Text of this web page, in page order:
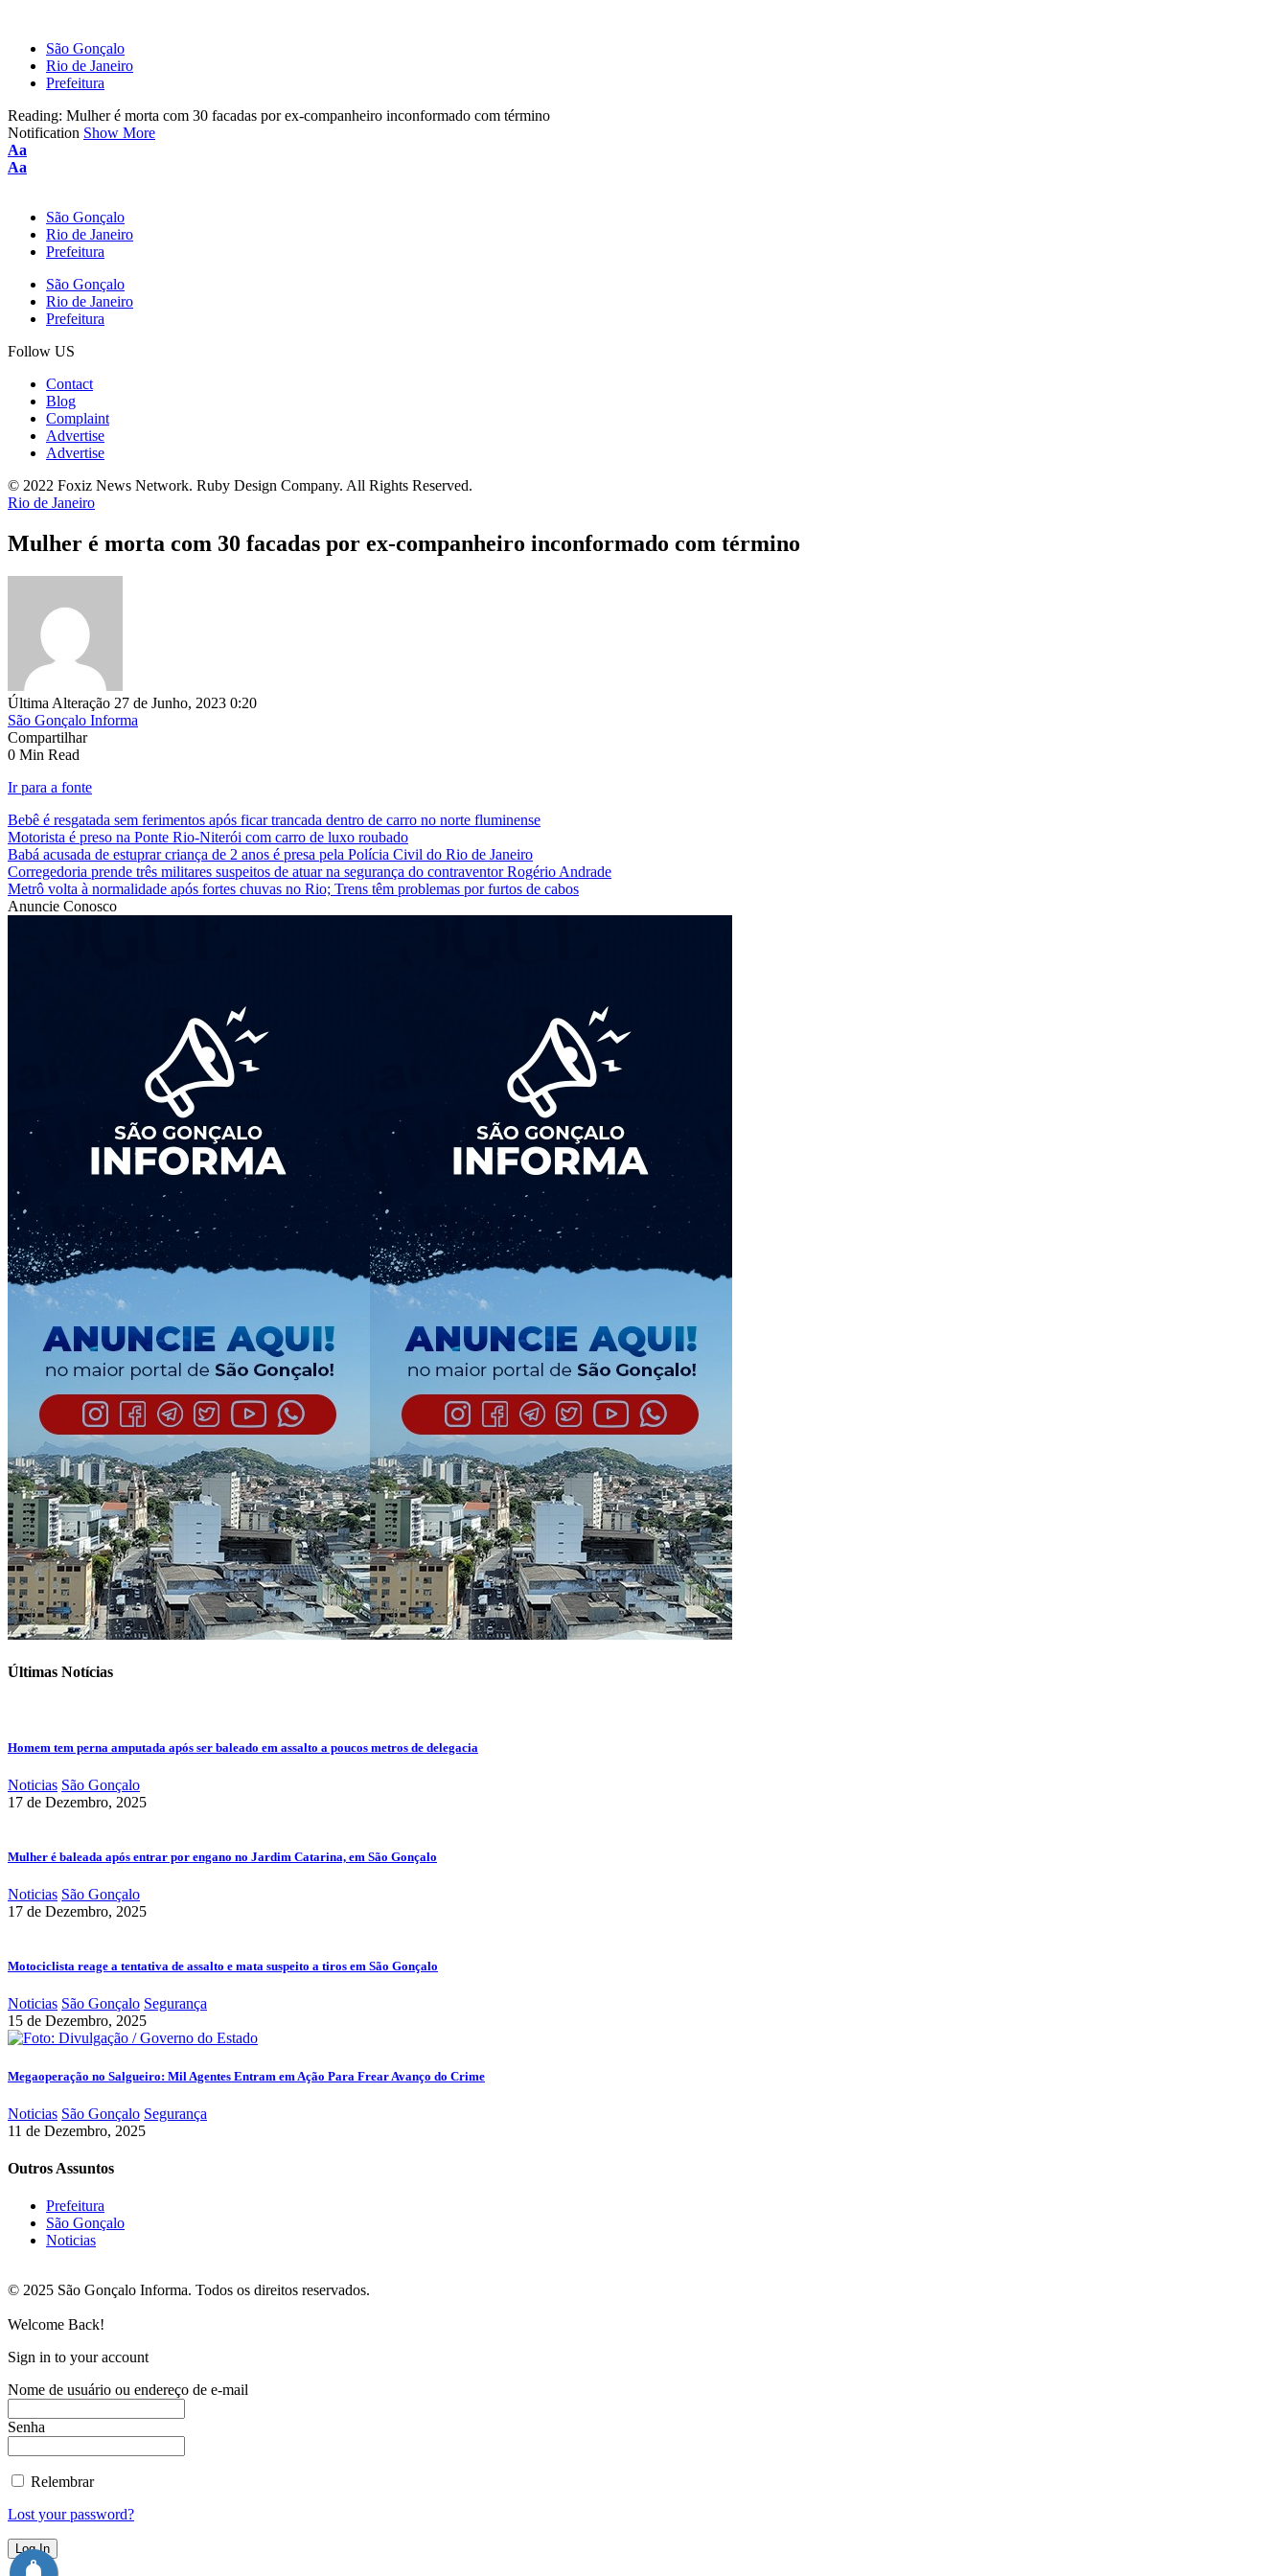
São Gonçalo
Rio de Janeiro
Prefeitura
Reading: Mulher é morta com 30 facadas por ex-companheiro inconformado com término
Notification Show More
Font
Resizer
Aa
Font
Aa
São Gonçalo
Rio de Janeiro
Prefeitura
São Gonçalo
Rio de Janeiro
Prefeitura
Follow US
Contact
Blog
Complaint
Advertise
Advertise
© 2022 Foxiz News Network. Ruby Design Company. All Rights Reserved.
Rio de Janeiro
Mulher é morta com 30 facadas por ex-companheiro inconformado com término
Última Alteração 27 de Junho, 2023 0:20
São Gonçalo Informa
Compartilhar
0 Min Read
Ir para a fonte
Bebê é resgatada sem ferimentos após ficar trancada dentro de carro no norte fluminense
Motorista é preso na Ponte Rio-Niterói com carro de luxo roubado
Babá acusada de estuprar criança de 2 anos é presa pela Polícia Civil do Rio de Janeiro
Corregedoria prende três militares suspeitos de atuar na segurança do contraventor Rogério Andrade
Metrô volta à normalidade após fortes chuvas no Rio; Trens têm problemas por furtos de cabos
Anuncie Conosco
Últimas Notícias
Homem tem perna amputada após ser baleado em assalto a poucos metros de delegacia
Noticias São Gonçalo
17 de Dezembro, 2025
Mulher é baleada após entrar por engano no Jardim Catarina, em São Gonçalo
Noticias São Gonçalo
17 de Dezembro, 2025
Motociclista reage a tentativa de assalto e mata suspeito a tiros em São Gonçalo
Noticias São Gonçalo Segurança
15 de Dezembro, 2025
Megaoperação no Salgueiro: Mil Agentes Entram em Ação Para Frear Avanço do Crime
Noticias São Gonçalo Segurança
11 de Dezembro, 2025
Outros Assuntos
Prefeitura
São Gonçalo
Noticias
© 2025 São Gonçalo Informa. Todos os direitos reservados.
Welcome Back!
Sign in to your account
Nome de usuário ou endereço de e-mail
Senha
Relembrar
Lost your password?